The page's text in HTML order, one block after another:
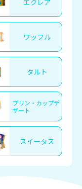
エクレア
ワッフル
タルト
プリン・カップデ
ザート
スイータス